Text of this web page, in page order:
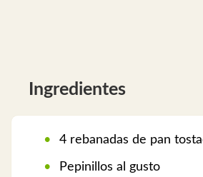
Ingredientes
4 rebanadas de pan
Pepinillos al gusto